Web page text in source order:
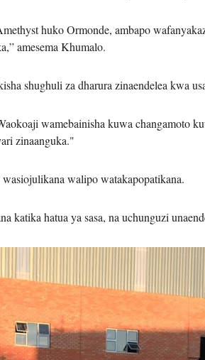
huko Ormonde, ambapo
amesema Khumalo.
shughuli za dharura zinaendelea kwa
wamebainisha kuwa changamoto
zinaanguka."
walipo watakapopatikana.
katika hatua ya sasa, na uchunguzi